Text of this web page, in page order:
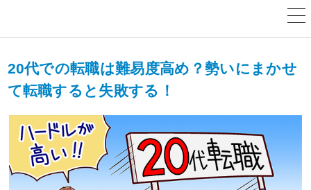
20代での転職は難易度高め？勢いにまかせ
て転職すると失敗する！